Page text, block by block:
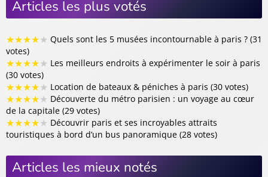
Articles les plus votés
★★★★★ Quels sont les 5 musées incontournable à paris ? (31
votes)
★★★★★ Les meilleurs endroits à expérimenter le soir à paris
(30 votes)
★★★★★ Location de bateaux & péniches à paris (30 votes)
★★★★★ Découverte du métro parisien : un voyage au cœur
de la capitale (29 votes)
★★★★★ Découvrir paris et ses incroyables attraits
touristiques à bord d’un bus panoramique (28 votes)
Articles les mieux notés